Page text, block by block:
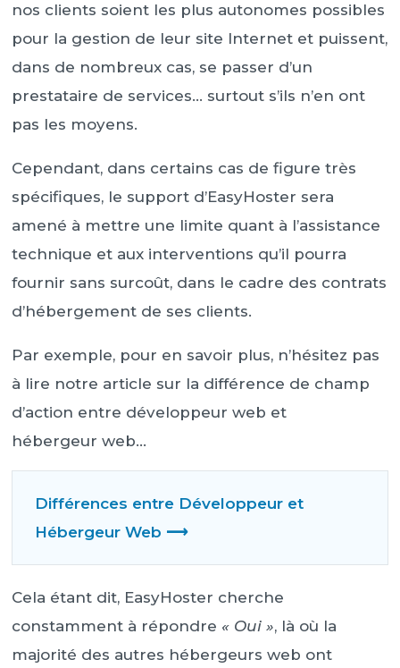
nos clients soient les plus autonomes possibles
pour la gestion de leur site Internet et puissent,
dans de nombreux cas, se passer d’un
prestataire de services… surtout s’ils n’en ont
pas les moyens.
Cependant, dans certains cas de figure très
spécifiques, le support d’EasyHoster sera
amené à mettre une limite quant à l’assistance
technique et aux interventions qu’il pourra
fournir sans surcoût, dans le cadre des contrats
d’hébergement de ses clients.
Par exemple, pour en savoir plus, n’hésitez pas
à lire notre article sur la différence de champ
d’action entre développeur web et
hébergeur web…
Différences entre Développeur et
Hébergeur Web ⟶
Cela étant dit, EasyHoster cherche
constamment à répondre « Oui », là où la
majorité des autres hébergeurs web ont